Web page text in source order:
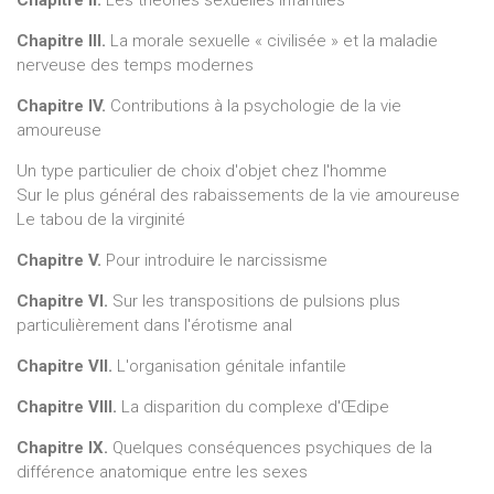
Chapitre III. La morale sexuelle « civilisée » et la maladie
nerveuse des temps modernes
Chapitre IV. Contributions à la psychologie de la vie
amoureuse
Un type particulier de choix d'objet chez l'homme
Sur le plus général des rabaissements de la vie amoureuse
Le tabou de la virginité
Chapitre V. Pour introduire le narcissisme
Chapitre VI. Sur les transpositions de pulsions plus
particulièrement dans l'érotisme anal
Chapitre VII. L'organisation génitale infantile
Chapitre VIII. La disparition du complexe d'Œdipe
Chapitre IX. Quelques conséquences psychiques de la
différence anatomique entre les sexes